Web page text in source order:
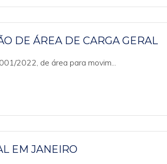
DE ÁREA DE CARGA GERAL
2022, de área para movim...
EM JANEIRO